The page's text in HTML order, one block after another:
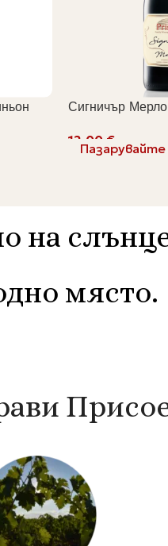
Сигничър Мерло
€
на
място.